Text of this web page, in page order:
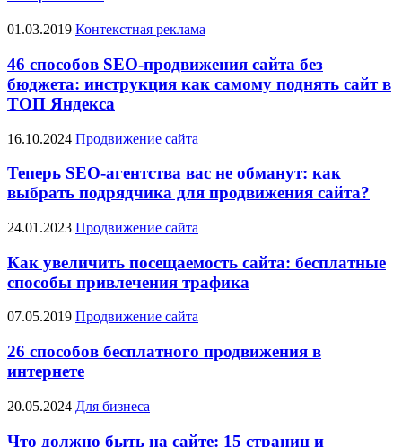
01.03.2019 Контекстная реклама
46 способов SEO-продвижения сайта без
бюджета: инструкция как самому поднять сайт в
ТОП Яндекса
16.10.2024 Продвижение сайта
Теперь SEO-агентства вас не обманут: как
выбрать подрядчика для продвижения сайта?
24.01.2023 Продвижение сайта
Как увеличить посещаемость сайта: бесплатные
способы привлечения трафика
07.05.2019 Продвижение сайта
26 способов бесплатного продвижения в
интернете
20.05.2024 Для бизнеса
Что должно быть на сайте: 15 страниц и